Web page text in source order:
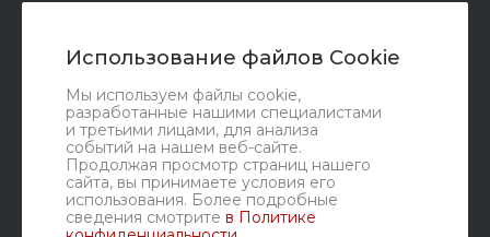
Использование файлов Cookie
Мы используем файлы cookie,
разработанные нашими специалистами
и третьими лицами, для анализа
событий на нашем веб-сайте.
Продолжая просмотр страниц нашего
сайта, вы принимаете условия его
использования. Более подробные
сведения смотрите в Политике